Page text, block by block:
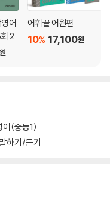
영어
2
원
어휘끝 어원편
17,100원
10%
어(중등1)
말하기/듣기